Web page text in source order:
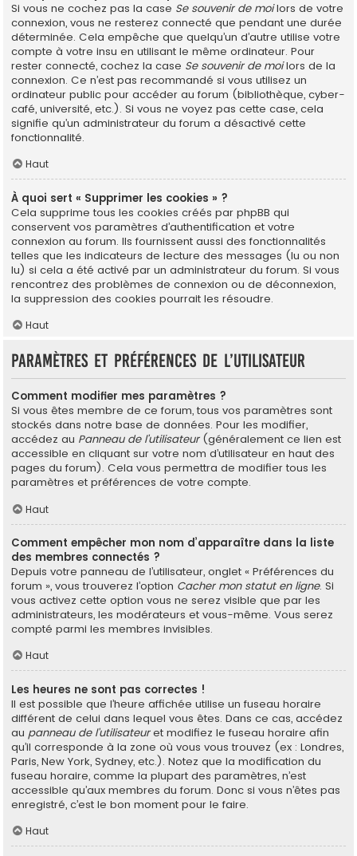
Si vous ne cochez pas la case Se souvenir de moilors de votre
connexion, vous ne resterez connecté que pendant une durée
déterminée. Cela empêche que quelqu’un d’autre utilise votre
compte à votre insu en utilisant le même ordinateur. Pour
rester connecté, cochez la case Se souvenir de moilors de la
connexion. Ce n’est pas recommandé si vous utilisez un
ordinateur public pour accéder au forum (bibliothèque, cyber-
café, université, etc.). Si vous ne voyez pas cette case, cela
signifie qu’un administrateur du forum a désactivé cette
fonctionnalité.
Haut
À quoi sert « Supprimer les cookies » ?
Cela supprime tous les cookies créés par phpBB qui
conservent vos paramètres d’authentification et votre
connexion au forum. Ils fournissent aussi des fonctionnalités
telles que les indicateurs de lecture des messages (lu ou non
lu) si cela a été activé par un administrateur du forum. Si vous
rencontrez des problèmes de connexion ou de déconnexion,
la suppression des cookies pourrait les résoudre.
Haut
Paramètres et préférences de l’utilisateur
Comment modifier mes paramètres ?
Si vous êtes membre de ce forum, tous vos paramètres sont
stockés dans notre base de données. Pour les modifier,
accédez au Panneau de l’utilisateur(généralement ce lien est
accessible en cliquant sur votre nom d’utilisateur en haut des
pages du forum). Cela vous permettra de modifier tous les
paramètres et préférences de votre compte.
Haut
Comment empêcher mon nom d’apparaître dans la liste
des membres connectés ?
Depuis votre panneau de l’utilisateur, onglet « Préférences du
forum », vous trouverez l’option Cacher mon statut en ligne. Si
vous activez cette option vous ne serez visible que par les
administrateurs, les modérateurs et vous-même. Vous serez
compté parmi les membres invisibles.
Haut
Les heures ne sont pas correctes !
Il est possible que l’heure affichée utilise un fuseau horaire
différent de celui dans lequel vous êtes. Dans ce cas, accédez
au panneau de l’utilisateuret modifiez le fuseau horaire afin
qu’il corresponde à la zone où vous vous trouvez (ex : Londres,
Paris, New York, Sydney, etc.). Notez que la modification du
fuseau horaire, comme la plupart des paramètres, n’est
accessible qu’aux membres du forum. Donc si vous n’êtes pas
enregistré, c’est le bon moment pour le faire.
Haut